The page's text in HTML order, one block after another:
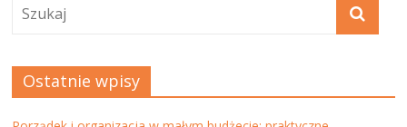
Ostatnie wpisy